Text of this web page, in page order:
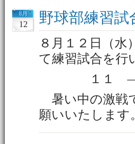
8月
12 野球部練習試
８月１２日（水
て練習試合を行
１１ ―
暑い中の激戦
願いいたします